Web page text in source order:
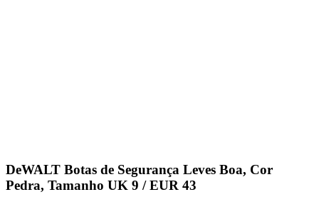
DeWALT Botas de Segurança Leves Boa, Cor
Pedra, Tamanho UK 9 / EUR 43